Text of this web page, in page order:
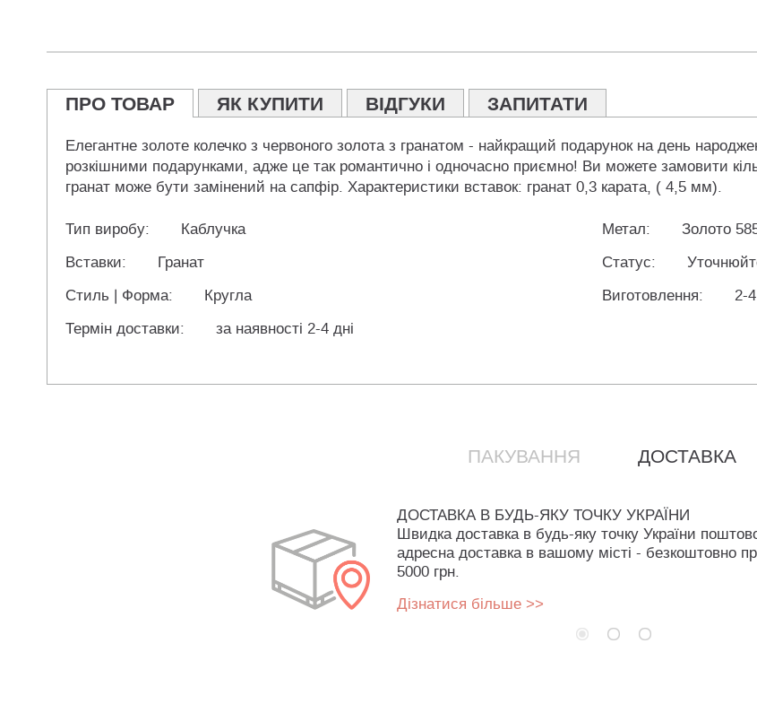
ПРО ТОВАР ЯК КУПИТИ ВІДГУКИ ЗАПИТАТИ
Елегантне золоте колечко з червоного золота з гранатом - найкращий подарунок на день
розкішними подарунками, адже це так романтично і одночасно приємно! Ви можете замовити
гранат може бути замінений на сапфір. Характеристики вставок: гранат 0,3 карата, ( 4,5 мм).
Тип виробу: Каблучка Метал:
Золото
Вставки:
Гранат Статус:
Стиль | Форма:
Кругла Виготовлення:
2-
Термін доставки:
за наявності 2-4 дні
ПАКУВАННЯ ДОСТАВКА
ДОСТАВКА В БУДЬ-ЯКУ ТОЧКУ УКРАЇНИ
Швидка доставка в будь-яку точку України
адресна доставка в вашому місті - безкоштовно
5000 грн.
Дізнатися більше >>